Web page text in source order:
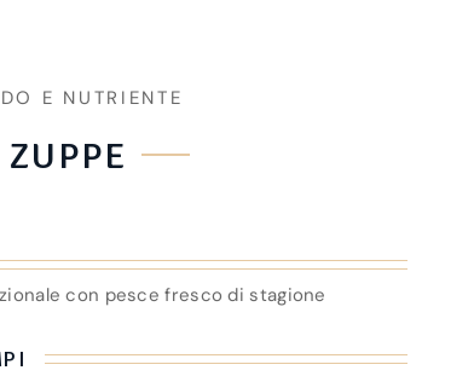
E NUTRIENTE
ZUPPE
con pesce fresco di stagione